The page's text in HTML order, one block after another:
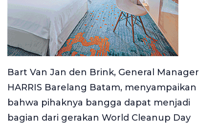
Bart Van Jan den Brink, General Manager
HARRIS Barelang Batam, menyampaikan
bahwa pihaknya bangga dapat menjadi
bagian dari gerakan World Cleanup Day